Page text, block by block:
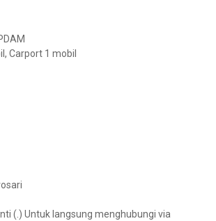
Carport 1 mobil
(.) Untuk langsung menghubungi via